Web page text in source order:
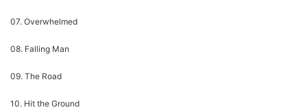
07. Overwhelmed
08. Falling Man
09. The Road
10. Hit the Ground